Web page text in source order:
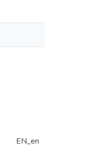
EN_en